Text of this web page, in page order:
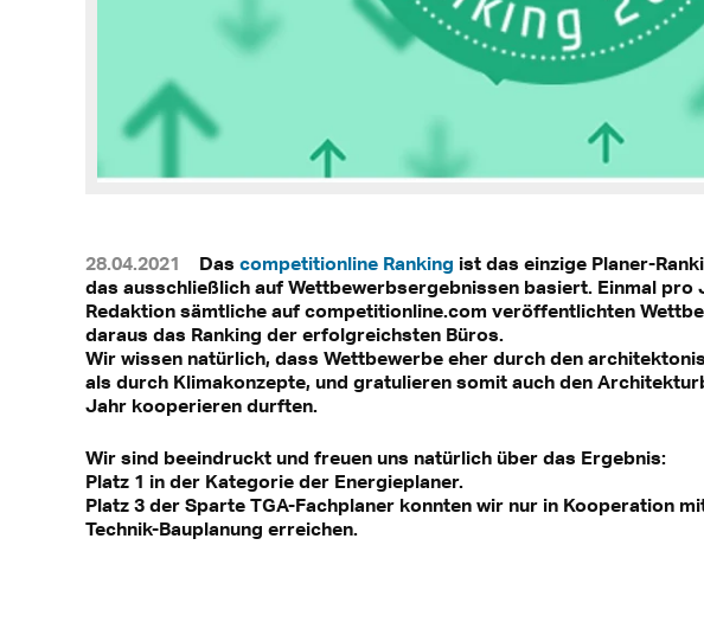
28.04.2021 Das competitionline Ranking ist das einzige Planer-
das ausschließlich auf Wettbewerbsergebnissen basiert. Einmal
Redaktion sämtliche auf competitionline.com veröffentlichten
daraus das Ranking der erfolgreichsten Büros.
Wir wissen natürlich, dass Wettbewerbe eher durch den
als durch Klimakonzepte, und gratulieren somit auch den
Jahr kooperieren durften.
Wir sind beeindruckt und freuen uns natürlich über das Ergebnis:
Platz 1 in der Kategorie der Energieplaner.
Platz 3 der Sparte TGA-Fachplaner konnten wir nur in Kooperation
Technik-Bauplanung erreichen.